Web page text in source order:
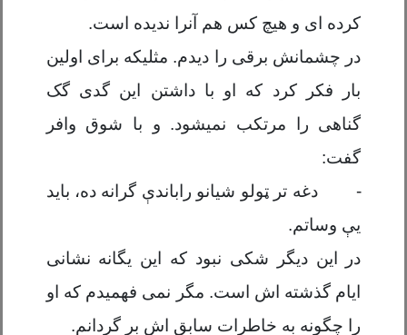
کرده ای و هیچ کس هم آنرا ندیده است.
در چشمانش برقی را دیدم. مثلیکه برای اولین
بار فکر کرد که او با داشتن این گدی گک
گناهی را مرتکب نمیشود. و با شوق وافر
گفت:
-
دغه ترټولو شیانو راباندې گرانه ده، باید
یې وساتم.
در این دیگر شکی نبود که این یگانه نشانی
ایام گذشته اش است. مگر نمی فهمیدم که او
را چگونه به خاطرات سابق اش بر گردانم.